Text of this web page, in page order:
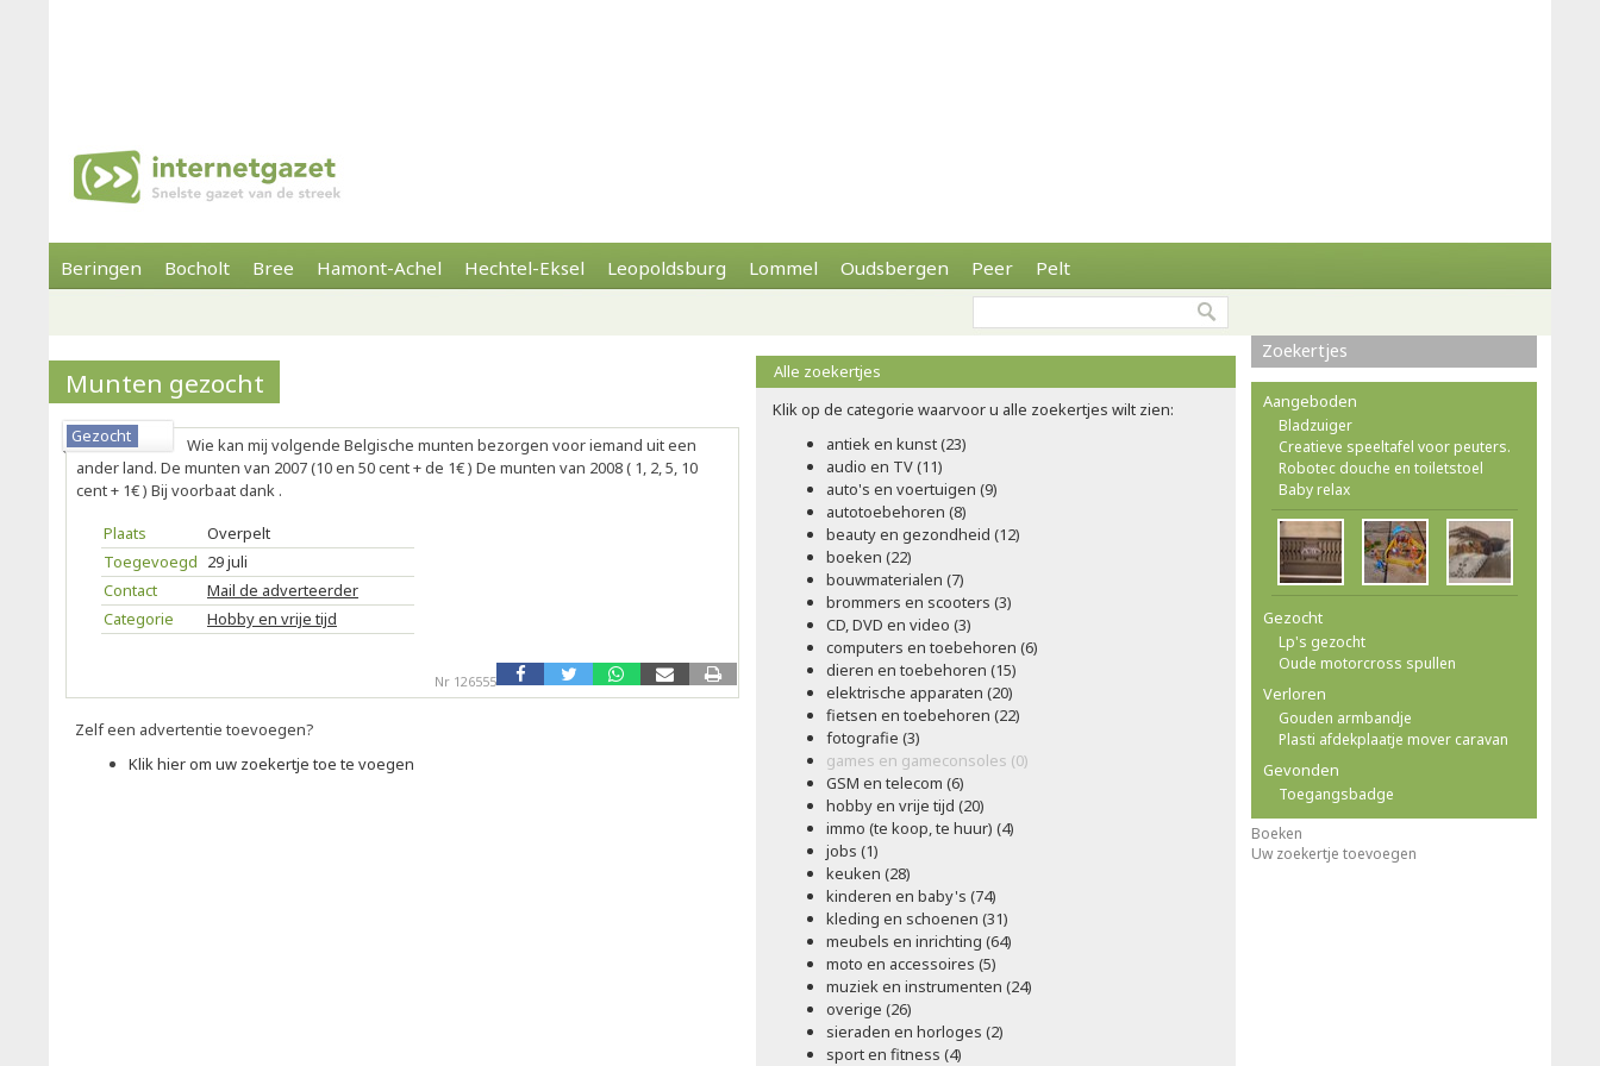
Beringen Bocholt Bree Hamont-Achel Hechtel-Eksel Leopoldsburg Lommel Oudsbergen Peer Pelt
Munten gezocht
Gezocht
Wie kan mij volgende Belgische munten bezorgen voor iemand uit een
ander land. De munten van 2007 (10 en 50 cent + de 1€ ) De munten van 2008 ( 1, 2, 5, 10
cent + 1€ ) Bij voorbaat dank .
Plaats
Overpelt
Toegevoegd 29 juli
Contact
Mail de adverteerder
Categorie
Hobby en vrije tijd
Nr 126555
Zelf een advertentie toevoegen?
Klik hier om uw zoekertje toe te voegen
Alle zoekertjes
Klik op de categorie waarvoor u alle zoekertjes wilt zien:
antiek en kunst (23)
audio en TV (11)
auto's en voertuigen (9)
autotoebehoren (8)
beauty en gezondheid (12)
boeken (22)
bouwmaterialen (7)
brommers en scooters (3)
CD, DVD en video (3)
computers en toebehoren (6)
dieren en toebehoren (15)
elektrische apparaten (20)
fietsen en toebehoren (22)
fotografie (3)
games en gameconsoles (0)
GSM en telecom (6)
hobby en vrije tijd (20)
immo (te koop, te huur) (4)
jobs (1)
keuken (28)
kinderen en baby's (74)
kleding en schoenen (31)
meubels en inrichting (64)
moto en accessoires (5)
muziek en instrumenten (24)
overige (26)
sieraden en horloges (2)
sport en fitness (4)
Zoekertjes
Aangeboden
Bladzuiger
Creatieve speeltafel voor peuters.
Robotec douche en toiletstoel
Baby relax
Gezocht
Lp's gezocht
Oude motorcross spullen
Verloren
Gouden armbandje
Plasti afdekplaatje mover caravan
Gevonden
Toegangsbadge
Boeken
Uw zoekertje toevoegen